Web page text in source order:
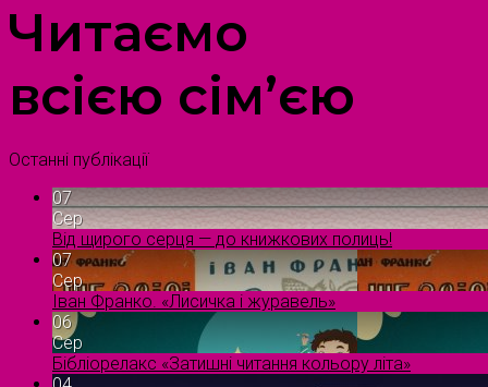
Читаємо
всією сім’єю
Останні публікації
07
Сер
Від щирого серця — до книжкових полиць!
07
Сер
Іван Франко. «Лисичка і журавель»
06
Сер
Бібліорелакс «Затишні читання кольору літа»